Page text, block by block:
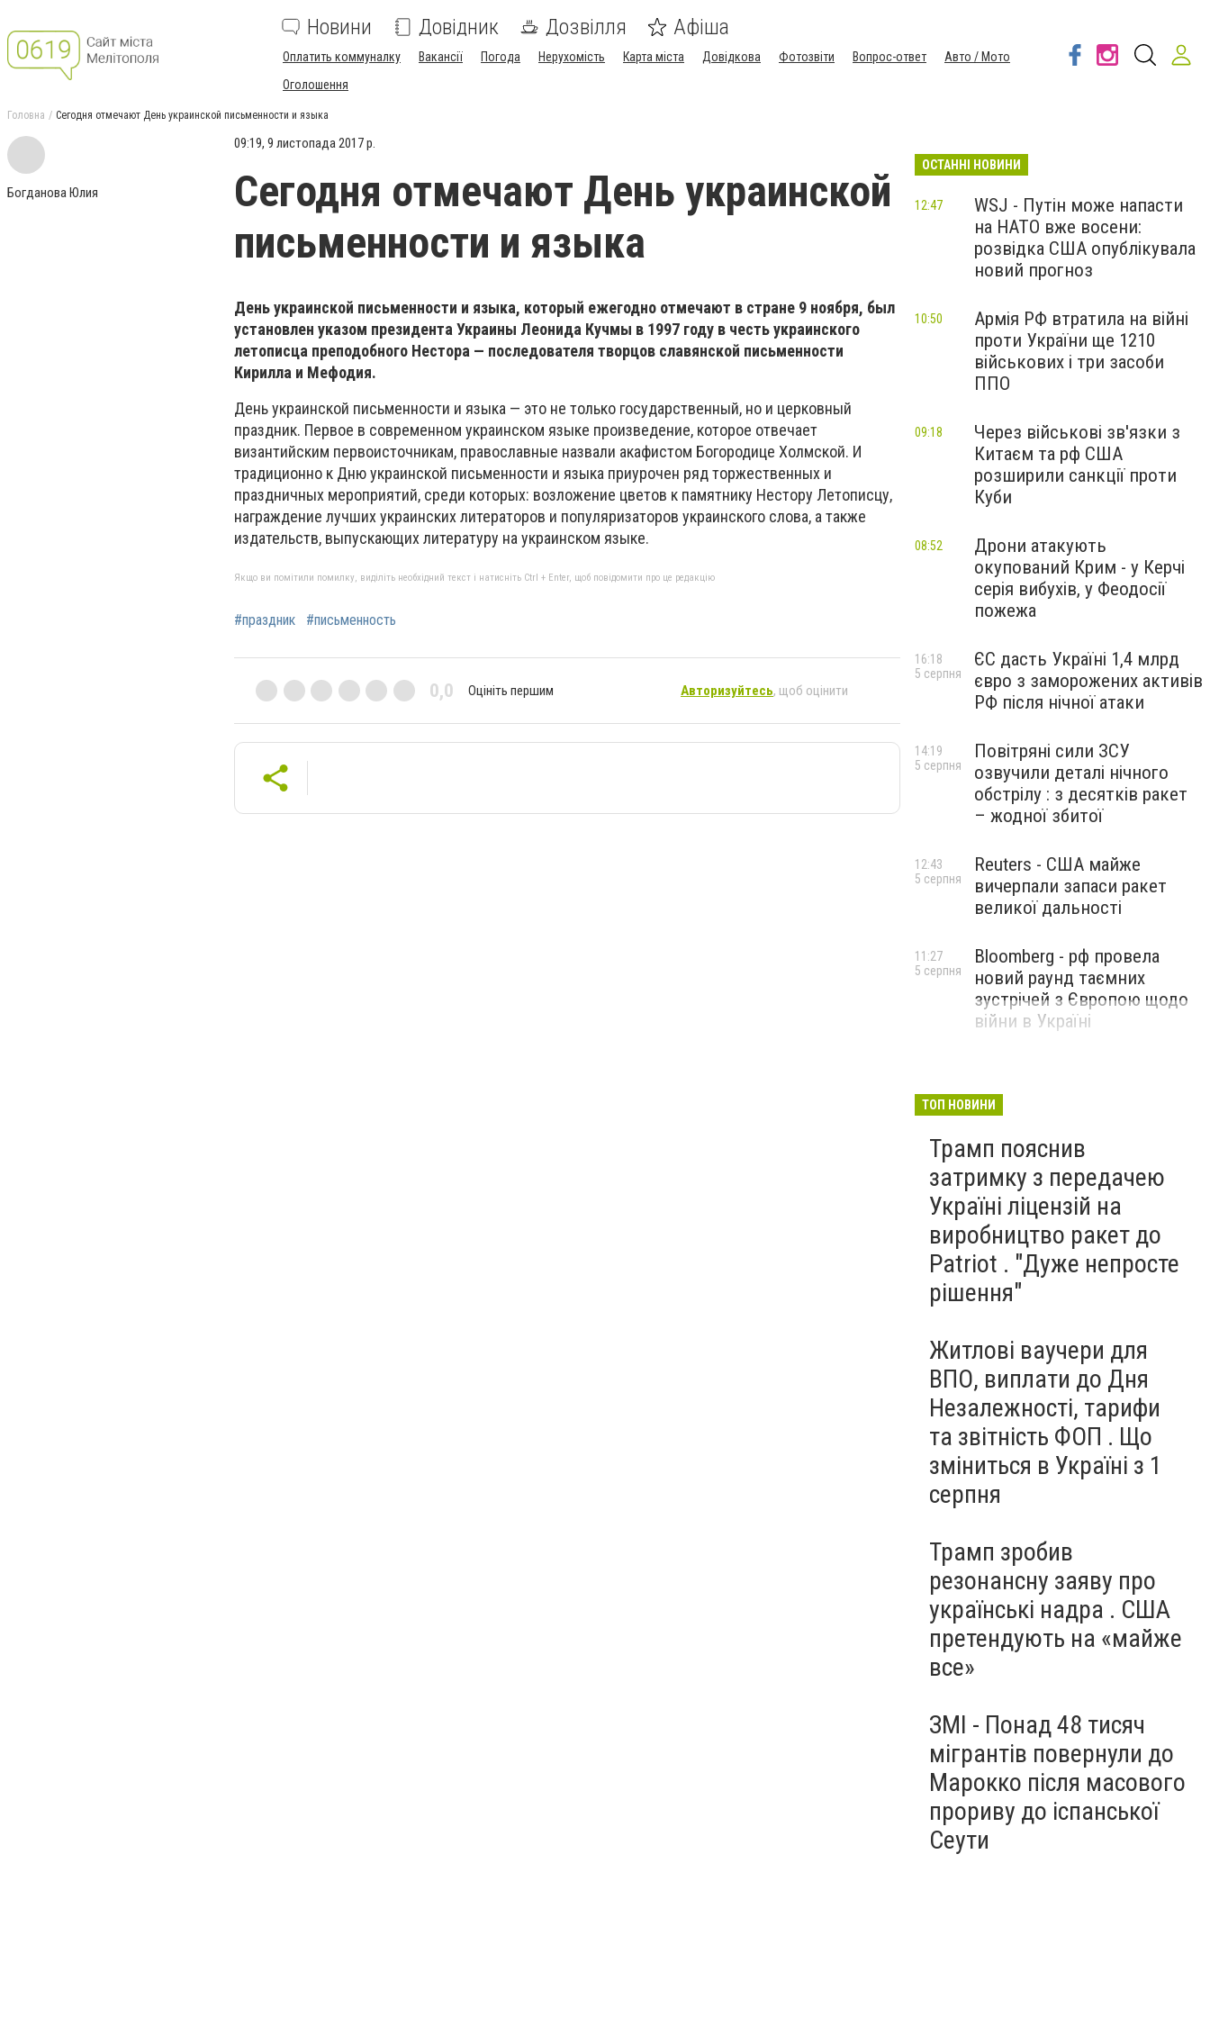
Новини Довідник Дозвілля Афіша
Оплатить коммуналку Вакансії Погода Нерухомість Карта міста Довідкова Фотозвіти Вопрос-ответ
Авто / Мото
Оголошення
Головна Сегодня отмечают День украинской письменности и языка
Богданова Юлия
09:19, 9 листопада 2017 р.
Сегодня отмечают День украинской
письменности и языка
День украинской письменности и языка, который ежегодно отмечают в стране 9 ноября, был
установлен указом президента Украины Леонида Кучмы в 1997 году в честь украинского
летописца преподобного Нестора — последователя творцов славянской письменности
Кирилла и Мефодия.
День украинской письменности и языка — это не только государственный, но и церковный
праздник. Первое в современном украинском языке произведение, которое отвечает
византийским первоисточникам, православные назвали акафистом Богородице Холмской. И
традиционно к Дню украинской письменности и языка приурочен ряд торжественных и
праздничных мероприятий, среди которых: возложение цветов к памятнику Нестору Летописцу,
награждение лучших украинских литераторов и популяризаторов украинского слова, а также
издательств, выпускающих литературу на украинском языке.
Якщо ви помітили помилку, виділіть необхідний текст і натисніть Ctrl + Enter, щоб повідомити про це редакцію
#праздник #письменность
0,0 Оцініть першим Авторизуйтесь, щоб оцінити
ОСТАННІ НОВИНИ
WSJ - Путін може напасти
на НАТО вже восени:
розвідка США опублікувала
новий прогноз
12:47
Армія РФ втратила на війні
проти України ще 1210
військових і три засоби
ППО
10:50
Через військові зв'язки з
Китаєм та рф США
розширили санкції проти
Куби
09:18
Дрони атакують
окупований Крим - у Керчі
серія вибухів, у Феодосії
пожежа
08:52
ЄС дасть Україні 1,4 млрд
євро з заморожених активів
РФ після нічної атаки
16:18
5 серпня
Повітряні сили ЗСУ
озвучили деталі нічного
обстрілу : з десятків ракет
– жодної збитої
14:19
5 серпня
Reuters - США майже
вичерпали запаси ракет
великої дальності
12:43
5 серпня
Bloomberg - рф провела
новий раунд таємних
зустрічей з Європою щодо
війни в Україні
11:27
5 серпня
ТОП НОВИНИ
Трамп пояснив
затримку з передачею
Україні ліцензій на
виробництво ракет до
Patriot . "Дуже непросте
рішення"
Житлові ваучери для
ВПО, виплати до Дня
Незалежності, тарифи
та звітність ФОП . Що
зміниться в Україні з 1
серпня
Трамп зробив
резонансну заяву про
українські надра . США
претендують на «майже
все»
ЗМІ - Понад 48 тисяч
мігрантів повернули до
Марокко після масового
прориву до іспанської
Сеути